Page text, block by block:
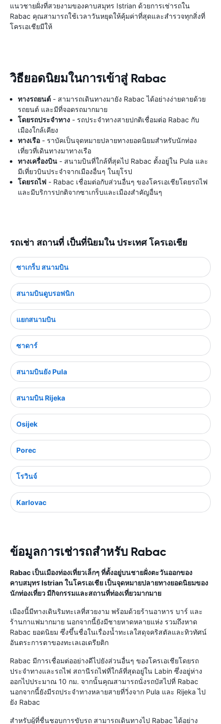
แนวชายฝั่งที่สวยงามของคาบสมุทร Istrian ด้วยการเช่ารถใน
Rabac คุณสามารถใช้เวลาวันหยุดให้คุ้มค่าที่สุดและสำรวจทุกสิ่งที่
โครเอเชียมีให้
วิธียอดนิยมในการเข้าสู่ Rabac
ทางรถยนต์ - สามารถเดินทางมายัง Rabac ได้อย่างง่ายดายด้วย
รถยนต์ และมีที่จอดรถมากมาย
โดยรถประจำทาง - รถประจำทางสายปกติเชื่อมต่อ Rabac กับ
เมืองใกล้เคียง
ทางเรือ - ราบัคเป็นจุดหมายปลายทางยอดนิยมสำหรับนักท่อง
เที่ยวที่เดินทางมาทางเรือ
ทางเครื่องบิน - สนามบินที่ใกล้ที่สุดไป Rabac ตั้งอยู่ใน Pula และ
มีเที่ยวบินประจำจากเมืองอื่นๆ ในยุโรป
โดยรถไฟ - Rabac เชื่อมต่อกับส่วนอื่นๆ ของโครเอเชียโดยรถไฟ
และมีบริการปกติจากซาเกร็บและเมืองสำคัญอื่นๆ
รถเช่า สถานที่ เป็นที่นิยมใน ประเทศ โครเอเชีย
ซาเกร็บ สนามบิน
สนามบินดูบรอฟนิก
แยกสนามบิน
ซาดาร์
สนามบินยัง Pula
สนามบิน Rijeka
Osijek
Porec
โรวินจ์
Karlovac
ข้อมูลการเช่ารถสำหรับ Rabac
Rabac เป็นเมืองท่องเที่ยวเล็กๆ ที่ตั้งอยู่บนชายฝั่งตะวันออกของ
คาบสมุทร Istrian ในโครเอเชีย เป็นจุดหมายปลายทางยอดนิยมของ
นักท่องเที่ยว มีกิจกรรมและสถานที่ท่องเที่ยวมากมาย
เมืองนี้มีทางเดินริมทะเลที่สวยงาม พร้อมด้วยร้านอาหาร บาร์ และ
ร้านกาแฟมากมาย นอกจากนี้ยังมีชายหาดหลายแห่ง รวมถึงหาด
Rabac ยอดนิยม ซึ่งขึ้นชื่อในเรื่องน้ำทะเลใสดุจคริสตัลและทิวทัศน์
อันตระการตาของทะเลเอเดรียติก
Rabac มีการเชื่อมต่ออย่างดีไปยังส่วนอื่นๆ ของโครเอเชียโดยรถ
ประจำทางและรถไฟ สถานีรถไฟที่ใกล้ที่สุดอยู่ใน Labin ซึ่งอยู่ห่าง
ออกไปประมาณ 10 กม. จากนั้นคุณสามารถนั่งรถบัสไปที่ Rabac
นอกจากนี้ยังมีรถประจำทางหลายสายที่วิ่งจาก Pula และ Rijeka ไป
ยัง Rabac
สำหรับผู้ที่ชื่นชอบการขับรถ สามารถเดินทางไป Rabac ได้อย่าง